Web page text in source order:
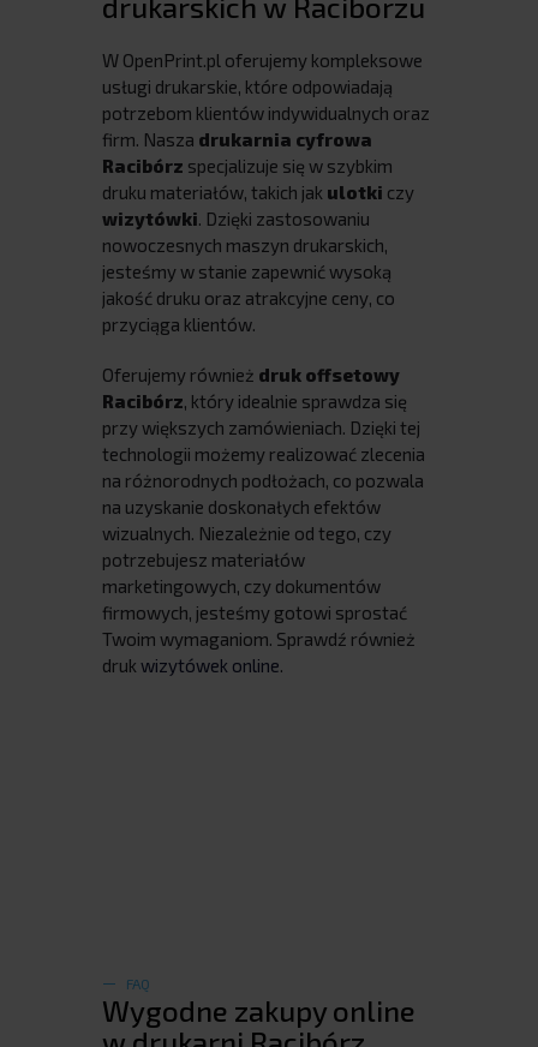
W OpenPrint.pl oferujemy kompleksowe
usługi drukarskie, które odpowiadają
potrzebom klientów indywidualnych oraz
firm. Nasza drukarnia cyfrowa
Racibórz specjalizuje się w szybkim
druku materiałów, takich jak ulotki czy
wizytówki. Dzięki zastosowaniu
nowoczesnych maszyn drukarskich,
jesteśmy w stanie zapewnić wysoką
jakość druku oraz atrakcyjne ceny, co
przyciąga klientów.
Oferujemy również druk offsetowy
Racibórz, który idealnie sprawdza się
przy większych zamówieniach. Dzięki tej
technologii możemy realizować zlecenia
na różnorodnych podłożach, co pozwala
na uzyskanie doskonałych efektów
wizualnych. Niezależnie od tego, czy
potrzebujesz materiałów
marketingowych, czy dokumentów
firmowych, jesteśmy gotowi sprostać
Twoim wymaganiom. Sprawdź również
druk wizytówek online.
FAQ
Wygodne zakupy online